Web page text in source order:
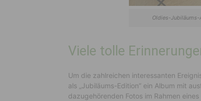
Oldies-
Viele tolle
Um die zahlreichen interessanten
als „Jubiläums-Edition” ein Album mit
dazugehörenden Fotos im Rahmen